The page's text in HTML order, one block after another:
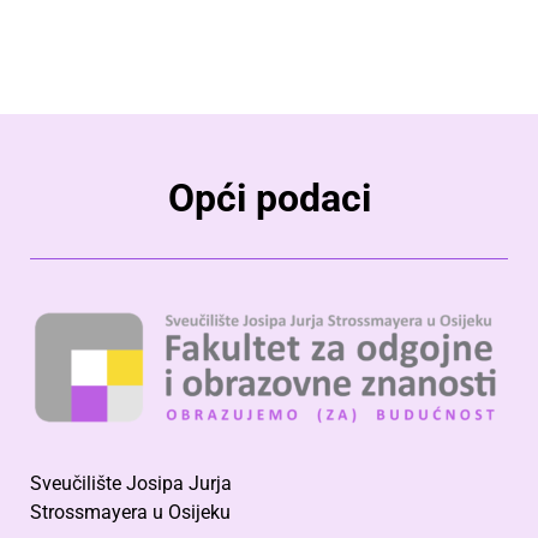
Opći podaci
Sveučilište Josipa Jurja
Strossmayera u Osijeku